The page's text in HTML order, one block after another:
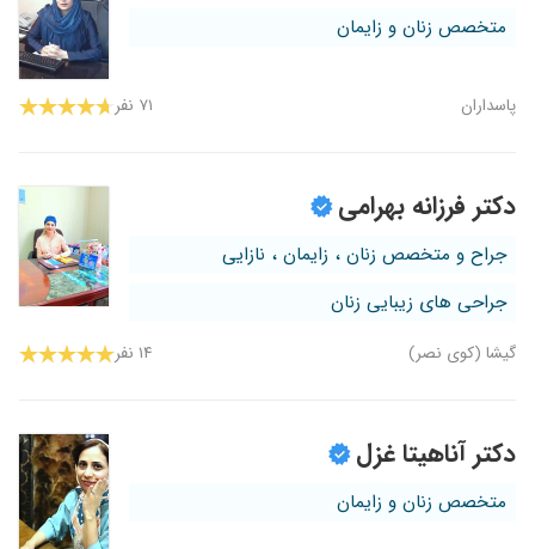
متخصص زنان و زایمان
پاسداران ۷۱ نفر
دکتر فرزانه بهرامی
جراح و متخصص زنان ، زایمان ، نازایی
جراحی های زیبایی زنان
گیشا (کوی نصر) ۱۴ نفر
دکتر آناهیتا غزل
متخصص زنان و زایمان